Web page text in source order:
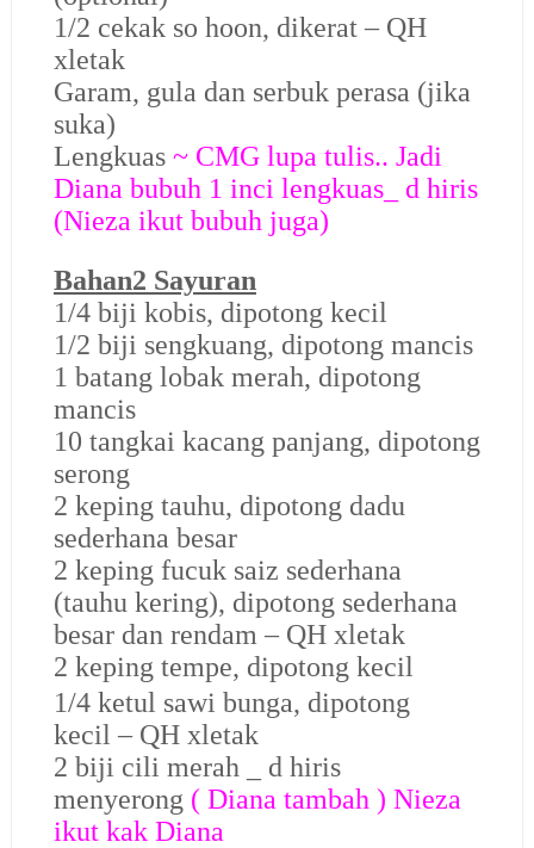
1/2 cekak so hoon, dikerat – QH
xletak
Garam, gula dan serbuk perasa (jika
suka)
Lengkuas ~ CMG lupa tulis.. Jadi
Diana bubuh 1 inci lengkuas_ d hiris
(Nieza ikut bubuh juga)
Bahan2 Sayuran
1/4 biji kobis, dipotong kecil
1/2 biji sengkuang, dipotong mancis
1 batang lobak merah, dipotong
mancis
10 tangkai kacang panjang, dipotong
serong
2 keping tauhu, dipotong dadu
sederhana besar
2 keping fucuk saiz sederhana
(tauhu kering), dipotong sederhana
besar dan rendam – QH xletak
2 keping tempe, dipotong kecil
1/4 ketul sawi bunga, dipotong
kecil – QH xletak
2 biji cili merah _ d hiris
menyerong ( Diana tambah ) Nieza
ikut kak Diana